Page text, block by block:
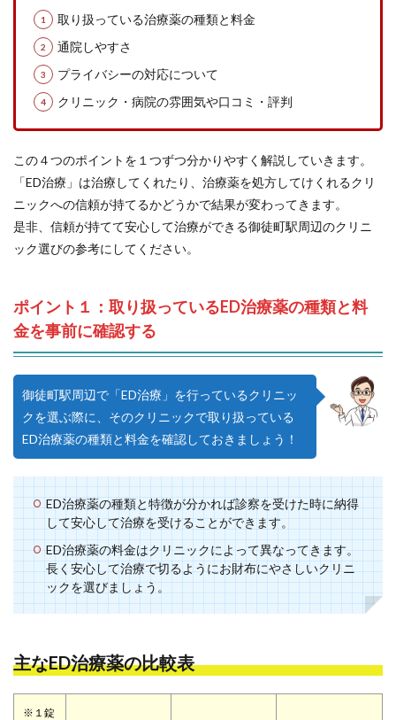
取り扱っている治療薬の種類と料金
通院しやすさ
プライバシーの対応について
クリニック・病院の雰囲気や口コミ・評判
この４つのポイントを１つずつ分かりやすく解説していきます。
「ED治療」は治療してくれたり、治療薬を処方してけくれるクリ
ニックへの信頼が持てるかどうかで結果が変わってきます。
是非、信頼が持てて安心して治療ができる御徒町駅周辺のクリニ
ック選びの参考にしてください。
ポイント１：取り扱っているED治療薬の種類と料
金を事前に確認する
御徒町駅周辺で「ED治療」を行っているクリニッ
クを選ぶ際に、そのクリニックで取り扱っている
ED治療薬の種類と料金を確認しておきましょう！
ED治療薬の種類と特徴が分かれば診察を受けた時に納得
して安心して治療を受けることができます。
ED治療薬の料金はクリニックによって異なってきます。
長く安心して治療で切るようにお財布にやさしいクリニ
ックを選びましょう。
主なED治療薬の比較表
※１錠